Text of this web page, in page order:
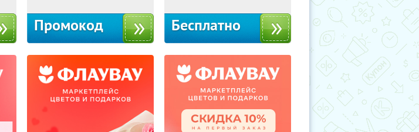
Промокод Бесплатно